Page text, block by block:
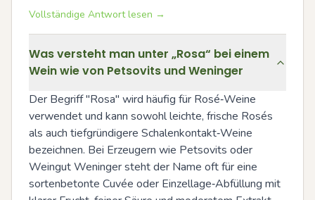
Vollständige Antwort lesen →
Was versteht man unter „Rosa“ bei einem
Wein wie von Petsovits und Weninger
Der Begriff "Rosa" wird häufig für Rosé‑Weine
verwendet und kann sowohl leichte, frische Rosés
als auch tiefgründigere Schalenkontakt‑Weine
bezeichnen. Bei Erzeugern wie Petsovits oder
Weingut Weninger steht der Name oft für eine
sortenbetonte Cuvée oder Einzellage‑Abfüllung mit